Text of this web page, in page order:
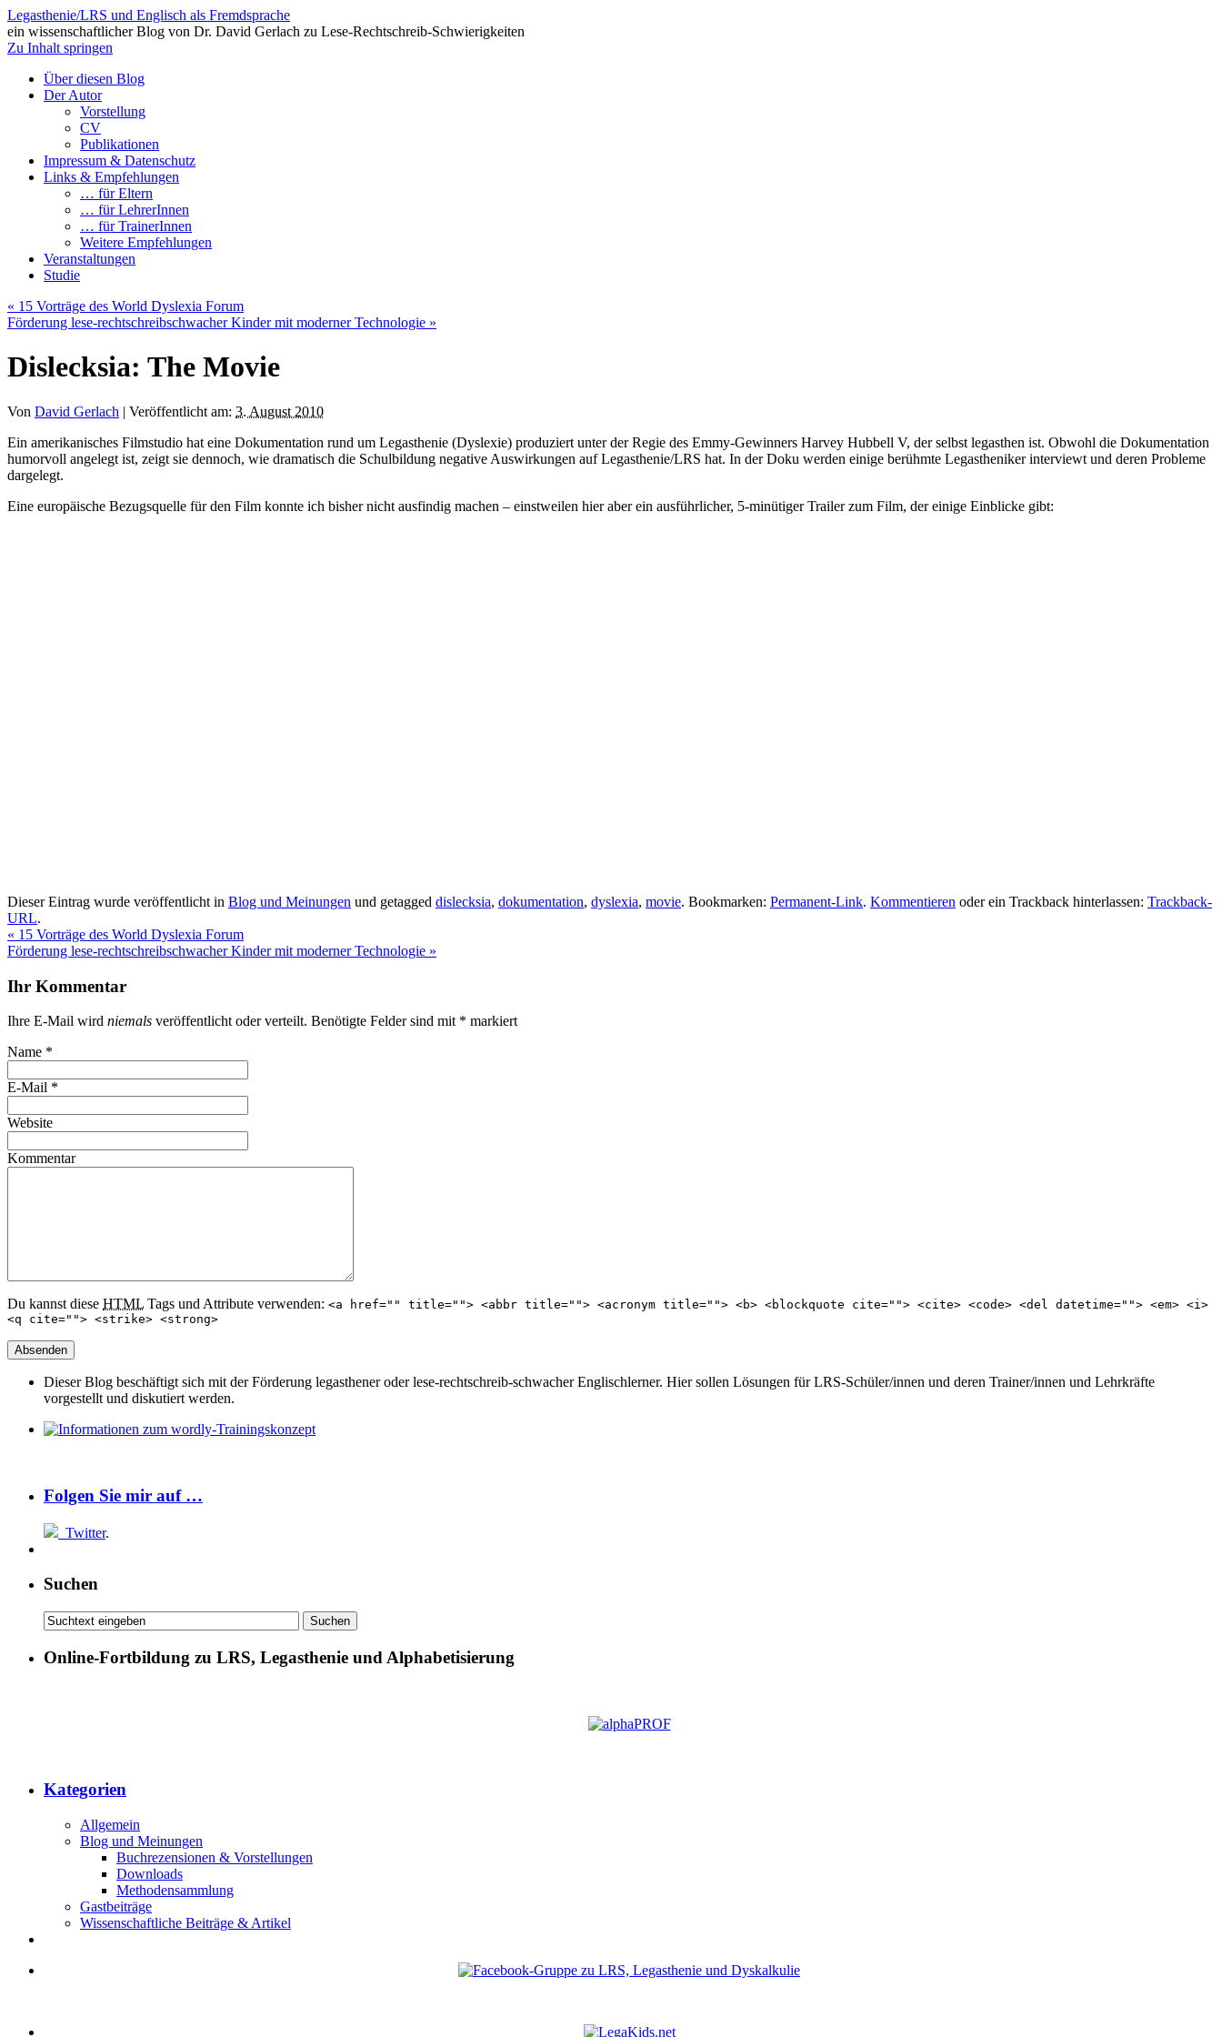
Legasthenie/LRS und Englisch als Fremdsprache
ein wissenschaftlicher Blog von Dr. David Gerlach zu Lese-Rechtschreib-Schwierigkeiten
Zu Inhalt springen
Über diesen Blog
Der Autor
Vorstellung
CV
Publikationen
Impressum & Datenschutz
Links & Empfehlungen
… für Eltern
… für LehrerInnen
… für TrainerInnen
Weitere Empfehlungen
Veranstaltungen
Studie
« 15 Vorträge des World Dyslexia Forum
Förderung lese-rechtschreibschwacher Kinder mit moderner Technologie »
Dislecksia: The Movie
Von David Gerlach | Veröffentlicht am: 3. August 2010
Ein amerikanisches Filmstudio hat eine Dokumentation rund um Legasthenie (Dyslexie) produziert unter der Regie des Emmy-Gewinners Harvey Hubbell V, der selbst legasthen ist. Obwohl die Dokumentation
humorvoll angelegt ist, zeigt sie dennoch, wie dramatisch die Schulbildung negative Auswirkungen auf Legasthenie/LRS hat. In der Doku werden einige berühmte Legastheniker interviewt und deren Probleme
dargelegt.
Eine europäische Bezugsquelle für den Film konnte ich bisher nicht ausfindig machen – einstweilen hier aber ein ausführlicher, 5-minütiger Trailer zum Film, der einige Einblicke gibt:
Dieser Eintrag wurde veröffentlicht in Blog und Meinungen und getagged dislecksia, dokumentation, dyslexia, movie. Bookmarken: Permanent-Link. Kommentieren oder ein Trackback hinterlassen: Trackback-
URL.
« 15 Vorträge des World Dyslexia Forum
Förderung lese-rechtschreibschwacher Kinder mit moderner Technologie »
Ihr Kommentar
Ihre E-Mail wird niemals veröffentlicht oder verteilt. Benötigte Felder sind mit * markiert
Name *
E-Mail *
Website
Kommentar
Du kannst diese HTML Tags und Attribute verwenden: <a href="" title=""> <abbr title=""> <acronym title=""> <b> <blockquote cite=""> <cite> <code> <del datetime=""> <em> <i>
<q cite=""> <strike> <strong>
Dieser Blog beschäftigt sich mit der Förderung legasthener oder lese-rechtschreib-schwacher Englischlerner. Hier sollen Lösungen für LRS-Schüler/innen und deren Trainer/innen und Lehrkräfte
vorgestellt und diskutiert werden.
Folgen Sie mir auf …
Twitter.
Suchen
Online-Fortbildung zu LRS, Legasthenie und Alphabetisierung
Kategorien
Allgemein
Blog und Meinungen
Buchrezensionen & Vorstellungen
Downloads
Methodensammlung
Gastbeiträge
Wissenschaftliche Beiträge & Artikel